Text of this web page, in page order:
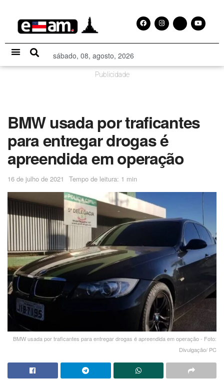
sábado, 08, agosto, 2026
Publicidade
BMW usada por traficantes
para entregar drogas é
apreendida em operação
16 de julho de 2021 Tempo de leitura: 1 min
BMW usada por traficantes para entregar drogas é apreendida em operação - Foto:
Divulgação/ PC